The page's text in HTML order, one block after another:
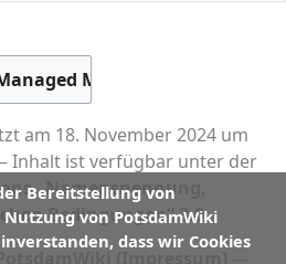
Bereitstellung von
von PotsdamWiki
dass wir Cookies
am 18. November 2024 um
Inhalt ist verfügbar unter der
„Namensnennung,
Bedingungen“ 3.0.